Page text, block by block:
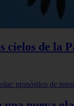
cielos de la